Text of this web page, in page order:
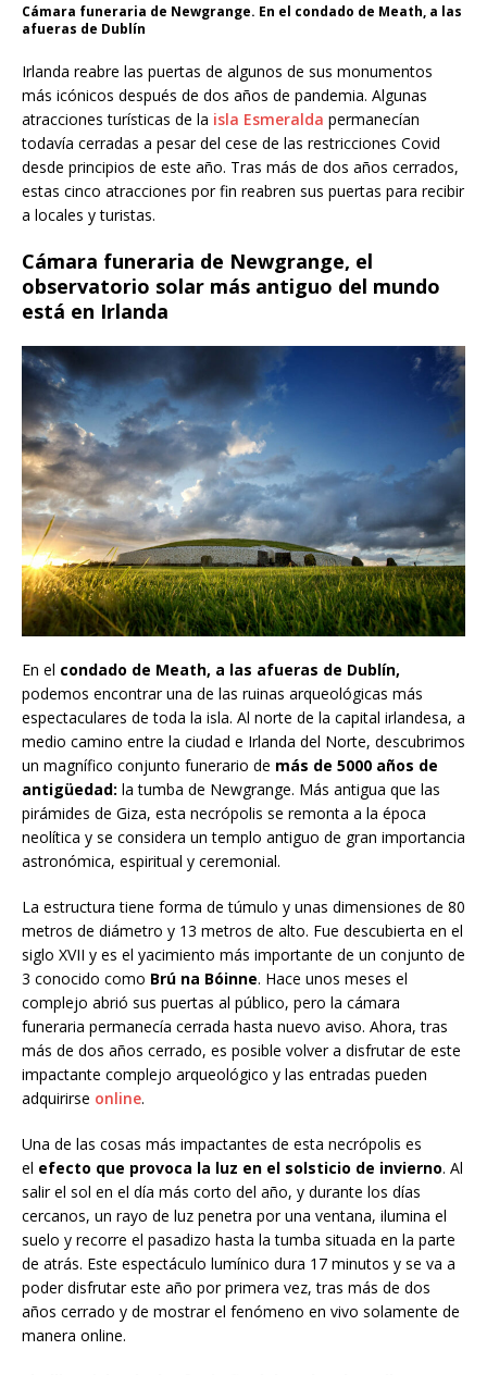
Cámara funeraria de Newgrange. En el condado de Meath, a las
afueras de Dublín
Irlanda reabre las puertas de algunos de sus monumentos
más icónicos después de dos años de pandemia. Algunas
atracciones turísticas de la isla Esmeralda permanecían
todavía cerradas a pesar del cese de las restricciones Covid
desde principios de este año. Tras más de dos años cerrados,
estas cinco atracciones por fin reabren sus puertas para recibir
a locales y turistas.
Cámara funeraria de Newgrange, el
observatorio solar más antiguo del mundo
está en Irlanda
En el condado de Meath, a las afueras de Dublín,
podemos encontrar una de las ruinas arqueológicas más
espectaculares de toda la isla. Al norte de la capital irlandesa, a
medio camino entre la ciudad e Irlanda del Norte, descubrimos
un magnífico conjunto funerario de más de 5000 años de
antigüedad: la tumba de Newgrange. Más antigua que las
pirámides de Giza, esta necrópolis se remonta a la época
neolítica y se considera un templo antiguo de gran importancia
astronómica, espiritual y ceremonial.
La estructura tiene forma de túmulo y unas dimensiones de 80
metros de diámetro y 13 metros de alto. Fue descubierta en el
siglo XVII y es el yacimiento más importante de un conjunto de
3 conocido como Brú na Bóinne. Hace unos meses el
complejo abrió sus puertas al público, pero la cámara
funeraria permanecía cerrada hasta nuevo aviso. Ahora, tras
más de dos años cerrado, es posible volver a disfrutar de este
impactante complejo arqueológico y las entradas pueden
adquirirse online.
Una de las cosas más impactantes de esta necrópolis es
el efecto que provoca la luz en el solsticio de invierno. Al
salir el sol en el día más corto del año, y durante los días
cercanos, un rayo de luz penetra por una ventana, ilumina el
suelo y recorre el pasadizo hasta la tumba situada en la parte
de atrás. Este espectáculo lumínico dura 17 minutos y se va a
poder disfrutar este año por primera vez, tras más de dos
años cerrado y de mostrar el fenómeno en vivo solamente de
manera online.